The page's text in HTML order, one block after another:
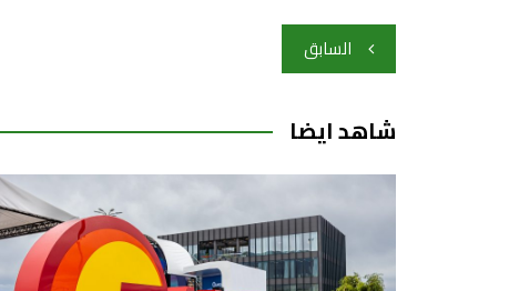
تصفّح
المقالات
السابق
شاهد ايضا